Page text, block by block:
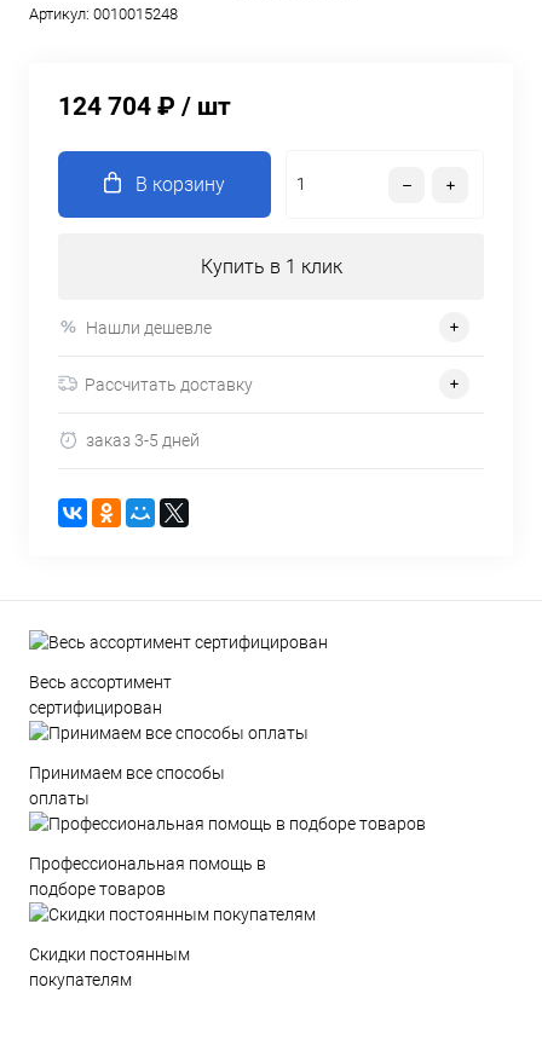
Артикул: 0010015248
124 704 ₽ / шт
В корзину
Купить в 1 клик
Нашли дешевле
Рассчитать доставку
заказ 3-5 дней
Весь ассортимент
сертифицирован
Принимаем все способы
оплаты
Профессиональная помощь в
подборе товаров
Скидки постоянным
покупателям